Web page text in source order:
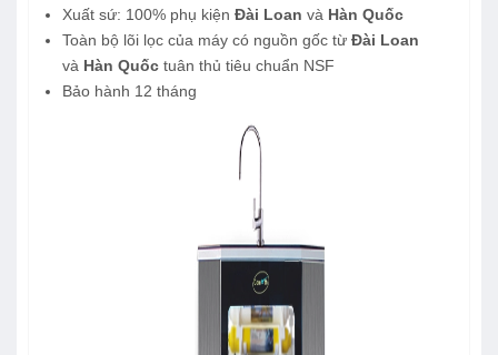
Xuất sứ: 100% phụ kiện Đài Loan và Hàn Quốc
Toàn bộ lõi lọc của máy có nguồn gốc từ Đài Loan
và Hàn Quốc tuân thủ tiêu chuẩn NSF
Bảo hành 12 tháng